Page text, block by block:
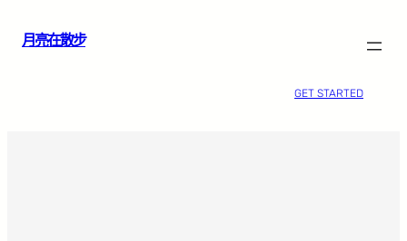
月亮在散步
GET STARTED